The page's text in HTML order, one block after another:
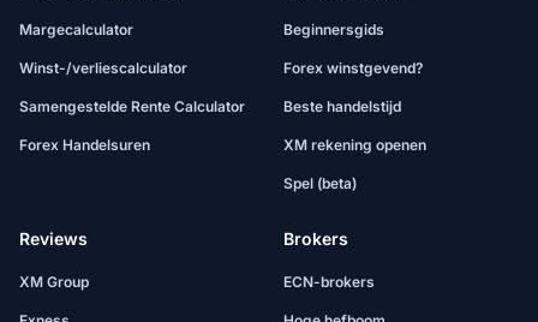
Margecalculator
Winst-/verliescalculator
Samengestelde Rente Calculator
Forex Handelsuren
Beginnersgids
Forex winstgevend?
Beste handelstijd
XM rekening openen
Spel (beta)
Reviews
XM Group
Brokers
ECN-brokers